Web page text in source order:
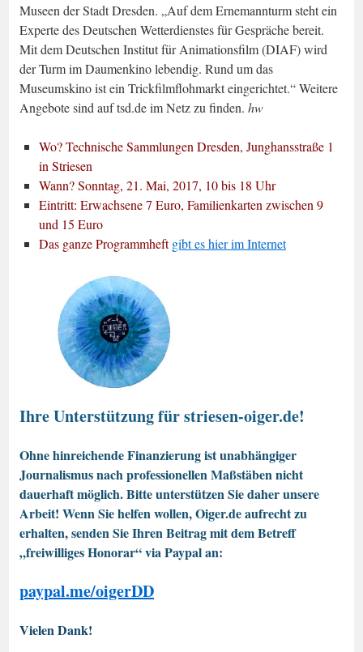
Museen der Stadt Dresden. „Auf dem Ernemannturm steht ein
Experte des Deutschen Wetterdienstes für Gespräche bereit.
Mit dem Deutschen Institut für Animationsfilm (DIAF) wird
der Turm im Daumenkino lebendig. Rund um das
Museumskino ist ein Trickfilmflohmarkt eingerichtet.“ Weitere
Angebote sind auf tsd.de im Netz zu finden. hw
Wo? Technische Sammlungen Dresden, Junghansstraße 1
in Striesen
Wann? Sonntag, 21. Mai, 2017, 10 bis 18 Uhr
Eintritt: Erwachsene 7 Euro, Familienkarten zwischen 9
und 15 Euro
Das ganze Programmheftgibt es hier im Internet
Ihre Unterstützung für striesen-oiger.de!
Ohne hinreichende Finanzierung ist unabhängiger
Journalismus nach professionellen Maßstäben nicht
dauerhaft möglich. Bitte unterstützen Sie daher unsere
Arbeit! Wenn Sie helfen wollen, Oiger.de aufrecht zu
erhalten, senden Sie Ihren Beitrag mit dem Betreff
„freiwilliges Honorar“ via Paypal an:
paypal.me/oigerDD
Vielen Dank!